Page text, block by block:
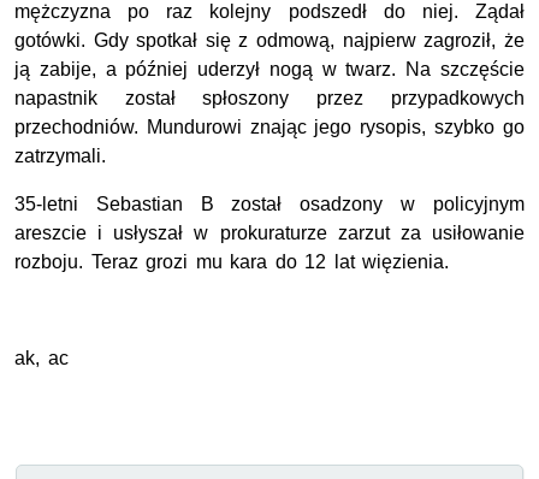
mężczyzna po raz kolejny podszedł do niej. Ządał
gotówki. Gdy spotkał się z odmową, najpierw zagroził, że
ją zabije, a później uderzył nogą w twarz. Na szczęście
napastnik został spłoszony przez przypadkowych
przechodniów. Mundurowi znając jego rysopis, szybko go
zatrzymali.
35-letni Sebastian B został osadzony w policyjnym
areszcie i usłyszał w prokuraturze zarzut za usiłowanie
rozboju. Teraz grozi mu kara do 12 lat więzienia.
ak, ac